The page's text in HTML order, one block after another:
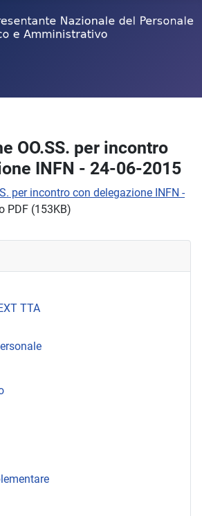
TTA
OO.SS. per incontro
INFN - 24-06-2015
per incontro con delegazione INFN -
PDF (153KB)